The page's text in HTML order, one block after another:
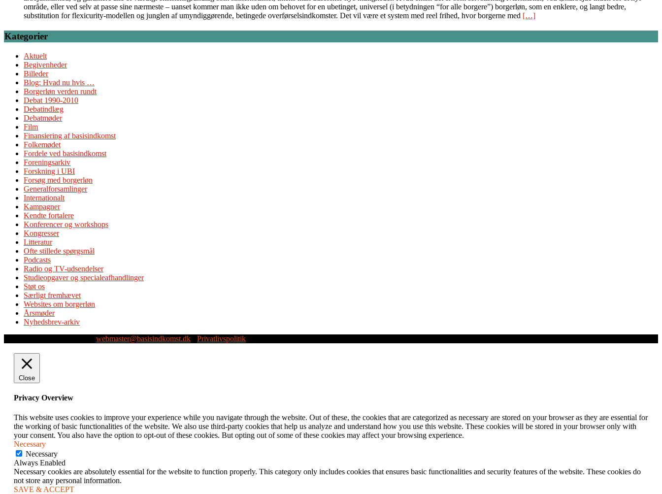
område, eller ved selv at passe sine nærmeste – uanset kommer man ikke uden om behovet for en ubetinget, universel (i betydningen “for alle borgere”) borgerløn, som en enklere, og langt bedre,
substitution for flexicurity-modellen og junglen af umyndiggørende, betingede overførselsindkomster. Det vil være et system med reel frihed, hvor borgerne med […]
Kategorier
Aktuelt
Begivenheder
Billeder
Blog: Hvad nu hvis …
Borgerløn verden rundt
Debat 1990-2010
Debatindlæg
Debatmøder
Film
Finansiering af basisindkomst
Folkemødet
Fordele ved basisindkomst
Foreningsarkiv
Forskning i UBI
Forsøg med borgerløn
Generalforsamlinger
Internationalt
Kampagner
Kendte fortalere
Konferencer og workshops
Kongresser
Litteratur
Ofte stillede spørgsmål
Podcasts
Radio og TV-udsendelser
Studieopgaver og specialeafhandlinger
Støt os
Særligt fremhævet
Websites om borgerløn
Årsmøder
Nyhedsbrev-arkiv
webmaster@basisindkomst.dk Privatlivspolitik
Close
Privacy Overview
This website uses cookies to improve your experience while you navigate through the website. Out of these, the cookies that are categorized as necessary are stored on your browser as they are essential for
the working of basic functionalities of the website. We also use third-party cookies that help us analyze and understand how you use this website. These cookies will be stored in your browser only with
your consent. You also have the option to opt-out of these cookies. But opting out of some of these cookies may affect your browsing experience.
Necessary
Necessary
Always Enabled
Necessary cookies are absolutely essential for the website to function properly. This category only includes cookies that ensures basic functionalities and security features of the website. These cookies do
not store any personal information.
SAVE & ACCEPT